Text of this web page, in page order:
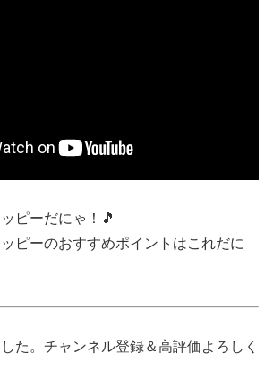
ピーだにゃ！🎵
ピーのおすすめポイントはこれだに
た。チャンネル登録＆高評価よろしく